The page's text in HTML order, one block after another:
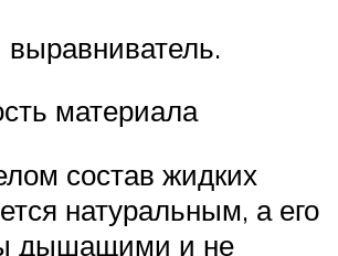
выравниватель.
материала
состав жидких
натуральным, а его
дышащими и не